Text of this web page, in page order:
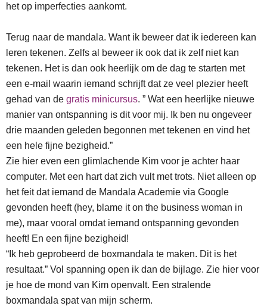
het op imperfecties aankomt.
Terug naar de mandala. Want ik beweer dat ik iedereen kan
leren tekenen. Zelfs al beweer ik ook dat ik zelf niet kan
tekenen. Het is dan ook heerlijk om de dag te starten met
een e-mail waarin iemand schrijft dat ze veel plezier heeft
gehad van de gratis minicursus. ” Wat een heerlijke nieuwe
manier van ontspanning is dit voor mij. Ik ben nu ongeveer
drie maanden geleden begonnen met tekenen en vind het
een hele fijne bezigheid.”
Zie hier even een glimlachende Kim voor je achter haar
computer. Met een hart dat zich vult met trots. Niet alleen op
het feit dat iemand de Mandala Academie via Google
gevonden heeft (hey, blame it on the business woman in
me), maar vooral omdat iemand ontspanning gevonden
heeft! En een fijne bezigheid!
“Ik heb geprobeerd de boxmandala te maken. Dit is het
resultaat.” Vol spanning open ik dan de bijlage. Zie hier voor
je hoe de mond van Kim openvalt. Een stralende
boxmandala spat van mijn scherm.